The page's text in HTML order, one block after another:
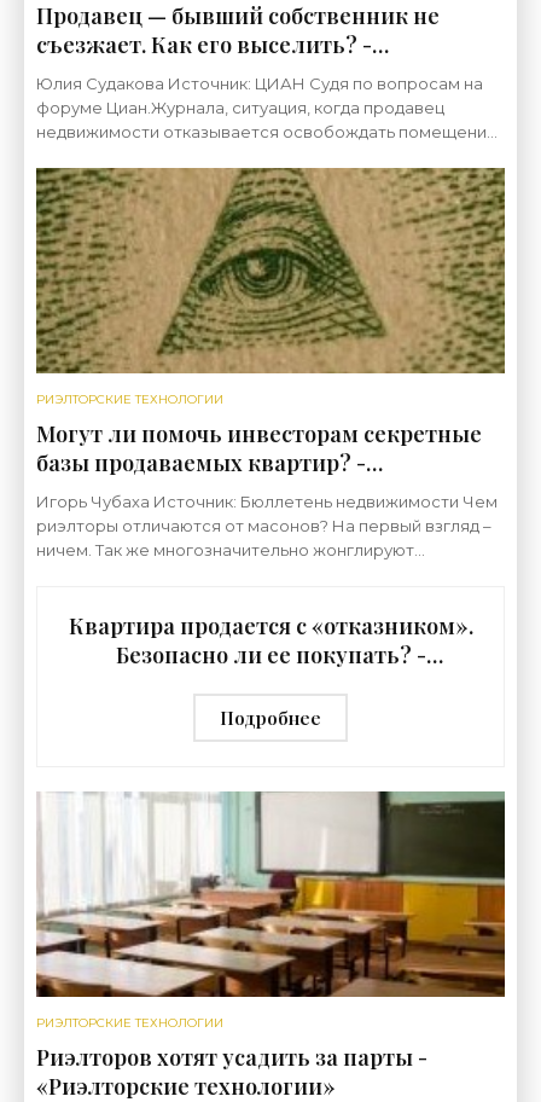
Продавец — бывший собственник не
съезжает. Как его выселить? -
«Риэлторские технологии»
Юлия Судакова Источник: ЦИАН Судя по вопросам на
форуме Циан.Журнала, ситуация, когда продавец
недвижимости отказывается освобождать помещение,
РИЭЛТОРСКИЕ ТЕХНОЛОГИИ
Могут ли помочь инвесторам секретные
базы продаваемых квартир? -
«Риэлторские технологии»
Игорь Чубаха Источник: Бюллетень недвижимости Чем
риэлторы отличаются от масонов? На первый взгляд –
ничем. Так же многозначительно жонглируют
Квартира продается с «отказником».
Безопасно ли ее покупать? -
Подробнее
РИЭЛТОРСКИЕ ТЕХНОЛОГИИ
Риэлторов хотят усадить за парты -
«Риэлторские технологии»